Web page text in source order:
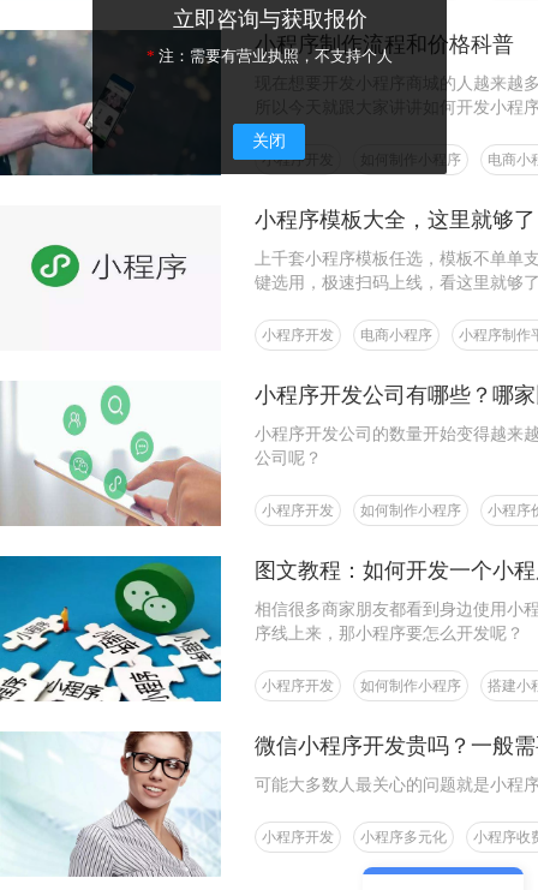
小程序制作流程和价格科普
现在想要开发小程序商城的人越来越
所以今天就跟大家讲讲如何开发小程
小程序开发 如何制作小程序 电商小
小程序模板大全，这里就够了
上千套小程序模板任选，模板不单单
键选用，极速扫码上线，看这里就够
小程序开发 电商小程序 小程序制作
小程序开发公司有哪些？哪
小程序开发公司的数量开始变得越来
公司呢？
小程序开发 如何制作小程序 小程序
图文教程：如何开发一个小
相信很多商家朋友都看到身边使用小
序线上来，那小程序要怎么开发呢？
小程序开发 如何制作小程序 搭建小
微信小程序开发贵吗？一般
可能大多数人最关心的问题就是小程
小程序开发 小程序多元化 小程序收
立即咨询与获取报价
* 注：需要有营业执照，不支持个人
关闭